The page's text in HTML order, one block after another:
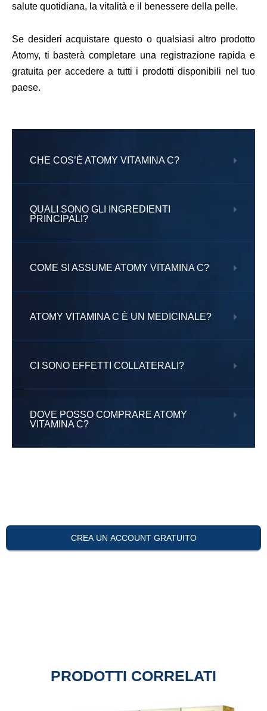
salute quotidiana, la vitalità e il benessere della pelle.
Se desideri acquistare questo o qualsiasi altro prodotto
Atomy, ti basterà completare una registrazione rapida e
gratuita per accedere a tutti i prodotti disponibili nel tuo
paese.
CHE COS’È ATOMY VITAMINA C?
QUALI SONO GLI INGREDIENTI
PRINCIPALI?
COME SI ASSUME ATOMY VITAMINA C?
ATOMY VITAMINA C È UN MEDICINALE?
CI SONO EFFETTI COLLATERALI?
DOVE POSSO COMPRARE ATOMY
VITAMINA C?
CREA UN ACCOUNT GRATUITO
PRODOTTI CORRELATI